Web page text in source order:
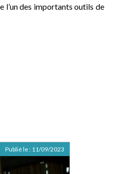
l’un des importants outils de
Publié le : 11/09/2023